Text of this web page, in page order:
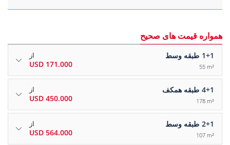
همواره قیمت های صحیح
1+1 طبقه وسط
55 m²
از
171.000 USD
4+1 طبقه همکف
178 m²
از
450.000 USD
2+1 طبقه وسط
107 m²
از
564.000 USD